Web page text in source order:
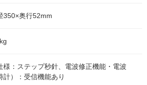
350×奥行52mm
様：ステップ秒針、電波修正機能・電波
計）：受信機能あり